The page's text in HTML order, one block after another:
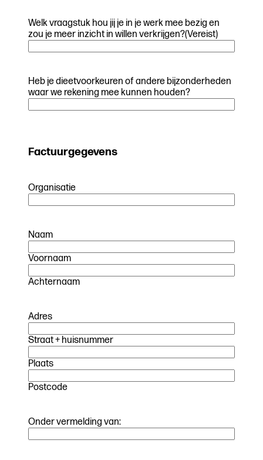
Welk vraagstuk hou jij je in je werk mee bezig en
zou je meer inzicht in willen verkrijgen?(Vereist)
Heb je dieetvoorkeuren of andere bijzonderheden
waar we rekening mee kunnen houden?
Factuurgegevens
Organisatie
Naam
Voornaam
Achternaam
Adres
Straat + huisnummer
Plaats
Postcode
Onder vermelding van: